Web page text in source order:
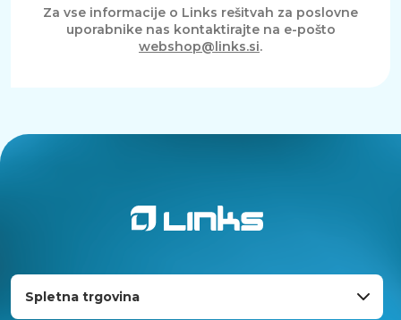
Za vse informacije o Links rešitvah za poslovne
uporabnike nas kontaktirajte na e-pošto
webshop@links.si.
Spletna trgovina